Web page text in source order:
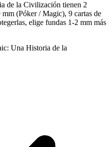
de la Civilización tienen 2
(Póker / Magic), 9 cartas de
elige fundas 1-2 mm más
Una Historia de la